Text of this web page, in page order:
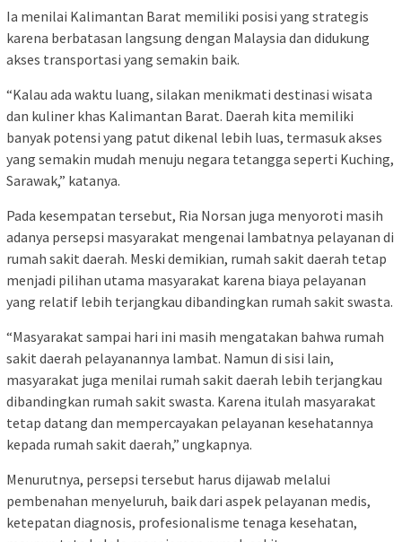
Ia menilai Kalimantan Barat memiliki posisi yang strategis
karena berbatasan langsung dengan Malaysia dan didukung
akses transportasi yang semakin baik.
“Kalau ada waktu luang, silakan menikmati destinasi wisata
dan kuliner khas Kalimantan Barat. Daerah kita memiliki
banyak potensi yang patut dikenal lebih luas, termasuk akses
yang semakin mudah menuju negara tetangga seperti Kuching,
Sarawak,” katanya.
Pada kesempatan tersebut, Ria Norsan juga menyoroti masih
adanya persepsi masyarakat mengenai lambatnya pelayanan di
rumah sakit daerah. Meski demikian, rumah sakit daerah tetap
menjadi pilihan utama masyarakat karena biaya pelayanan
yang relatif lebih terjangkau dibandingkan rumah sakit swasta.
“Masyarakat sampai hari ini masih mengatakan bahwa rumah
sakit daerah pelayanannya lambat. Namun di sisi lain,
masyarakat juga menilai rumah sakit daerah lebih terjangkau
dibandingkan rumah sakit swasta. Karena itulah masyarakat
tetap datang dan mempercayakan pelayanan kesehatannya
kepada rumah sakit daerah,” ungkapnya.
Menurutnya, persepsi tersebut harus dijawab melalui
pembenahan menyeluruh, baik dari aspek pelayanan medis,
ketepatan diagnosis, profesionalisme tenaga kesehatan,